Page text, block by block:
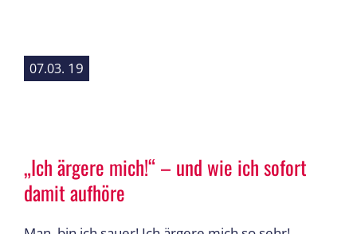
07.03. 19
„Ich ärgere mich!“ – und wie ich sofort
damit aufhöre